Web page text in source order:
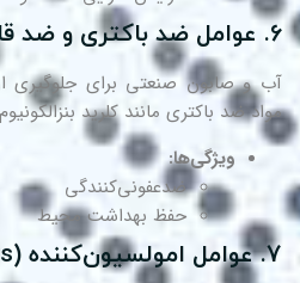
عوامل ضد باکتری و ضد قارچ
و صابون صنعتی برای جلوگیری از
ضد باکتری مانند کلرید بنزالکونیوم
ویژگی‌ها:
ضدعفونی‌کنندگی
حفظ بهداشت محیط
عوامل امولسیون‌کننده (Emulsifiers)